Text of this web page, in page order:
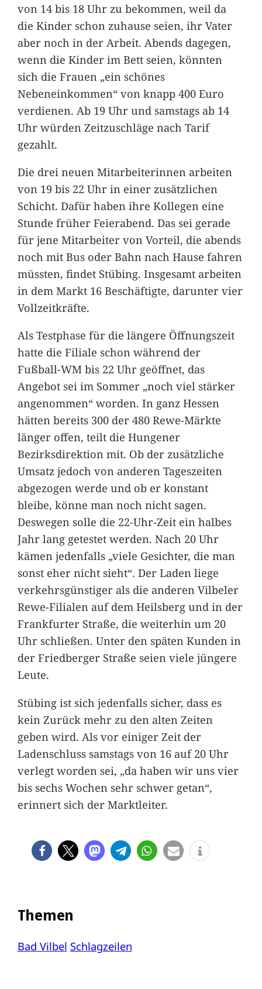
von 14 bis 18 Uhr zu bekommen, weil da
die Kinder schon zuhause seien, ihr Vater
aber noch in der Arbeit. Abends dagegen,
wenn die Kinder im Bett seien, könnten
sich die Frauen „ein schönes
Nebeneinkommen“ von knapp 400 Euro
verdienen. Ab 19 Uhr und samstags ab 14
Uhr würden Zeitzuschläge nach Tarif
gezahlt.
Die drei neuen Mitarbeiterinnen arbeiten
von 19 bis 22 Uhr in einer zusätzlichen
Schicht. Dafür haben ihre Kollegen eine
Stunde früher Feierabend. Das sei gerade
für jene Mitarbeiter von Vorteil, die abends
noch mit Bus oder Bahn nach Hause fahren
müssten, findet Stübing. Insgesamt arbeiten
in dem Markt 16 Beschäftigte, darunter vier
Vollzeitkräfte.
Als Testphase für die längere Öffnungszeit
hatte die Filiale schon während der
Fußball-WM bis 22 Uhr geöffnet, das
Angebot sei im Sommer „noch viel stärker
angenommen“ worden. In ganz Hessen
hätten bereits 300 der 480 Rewe-Märkte
länger offen, teilt die Hungener
Bezirksdirektion mit. Ob der zusätzliche
Umsatz jedoch von anderen Tageszeiten
abgezogen werde und ob er konstant
bleibe, könne man noch nicht sagen.
Deswegen solle die 22-Uhr-Zeit ein halbes
Jahr lang getestet werden. Nach 20 Uhr
kämen jedenfalls „viele Gesichter, die man
sonst eher nicht sieht“. Der Laden liege
verkehrsgünstiger als die anderen Vilbeler
Rewe-Filialen auf dem Heilsberg und in der
Frankfurter Straße, die weiterhin um 20
Uhr schließen. Unter den späten Kunden in
der Friedberger Straße seien viele jüngere
Leute.
Stübing ist sich jedenfalls sicher, dass es
kein Zurück mehr zu den alten Zeiten
geben wird. Als vor einiger Zeit der
Ladenschluss samstags von 16 auf 20 Uhr
verlegt worden sei, „da haben wir uns vier
bis sechs Wochen sehr schwer getan“,
erinnert sich der Marktleiter.
Themen
Bad Vilbel Schlagzeilen